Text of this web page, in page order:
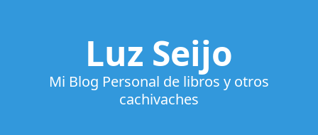
Luz Seijo
Mi Blog Personal de libros y otros
cachivaches